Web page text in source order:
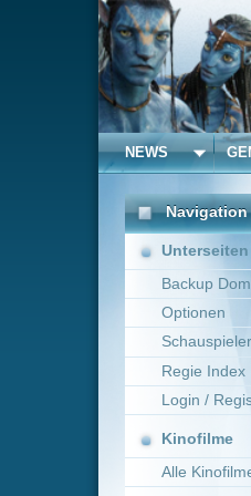
NEWS GENRES
Navigation
Unterseiten
Backup Domains
Optionen
Schauspieler Index
Regie Index
Login / Register
Kinofilme
Alle Kinofilme
Beliebte